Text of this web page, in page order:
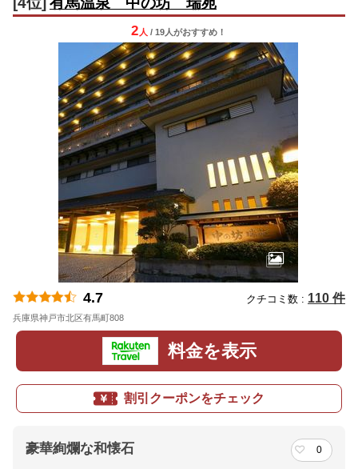
2 人 / 19人がおすすめ！
4.7 クチコミ数 : 110 件
兵庫県神戸市北区有馬町808
料金を表示
割引クーポンをチェック
豪華絢爛な和懐石 0